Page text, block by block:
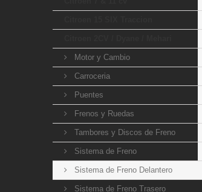
Motor y Cambio
Carroceria
Puentes
Frenos y Ruedas
Tambores y Discos de Freno
Sistema de Freno
Sistema de Freno Delantero
Sistema de Freno Trasero